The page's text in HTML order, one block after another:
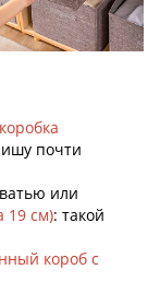
коробка
почти
или
19 см): такой
короб с